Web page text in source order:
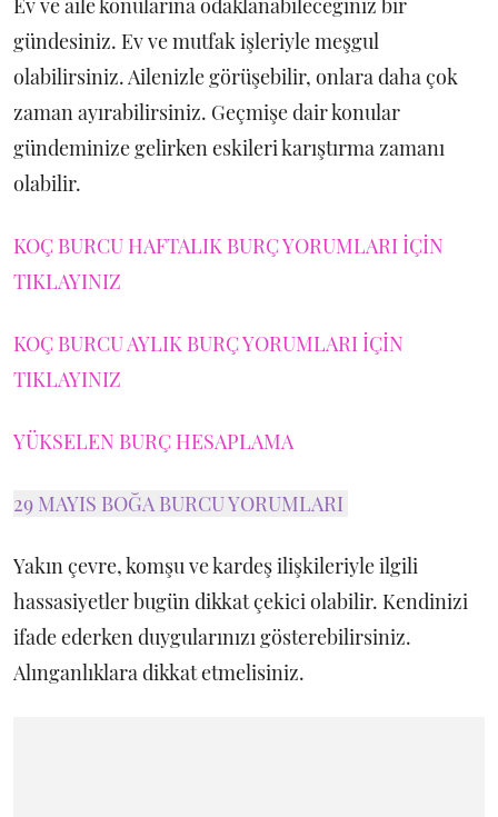
Ev ve aile konularına odaklanabileceğiniz bir
gündesiniz. Ev ve mutfak işleriyle meşgul
olabilirsiniz. Ailenizle görüşebilir, onlara daha çok
zaman ayırabilirsiniz. Geçmişe dair konular
gündeminize gelirken eskileri karıştırma zamanı
olabilir.
KOÇ BURCU HAFTALIK BURÇ YORUMLARI İÇİN
TIKLAYINIZ
KOÇ BURCU AYLIK BURÇ YORUMLARI İÇİN
TIKLAYINIZ
YÜKSELEN BURÇ HESAPLAMA
29 MAYIS BOĞA BURCU YORUMLARI
Yakın çevre, komşu ve kardeş ilişkileriyle ilgili
hassasiyetler bugün dikkat çekici olabilir. Kendinizi
ifade ederken duygularınızı gösterebilirsiniz.
Alınganlıklara dikkat etmelisiniz.